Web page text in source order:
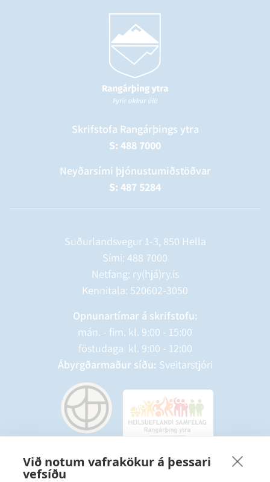
Við notum vafrakökur á þessari
vefsíðu
Skrifstofa Rangárþings ytra
S: 488 7000
Neyðarsími þjónustumiðstöðvar
S: 487 5284
Suðurlandsvegur 1-3, 850 Hella
Sími: 488 7000
Netfang: ry(hjá)ry.is
Kennitala: 520602-3050
Opnunartímar á skrifstofu:
mán. - fim. kl. 9:00 - 15:00
föstudaga kl. 9:00 - 12:00
Ábyrgðarmaður síðu: Sveitarstjóri
Starfsmannavefur